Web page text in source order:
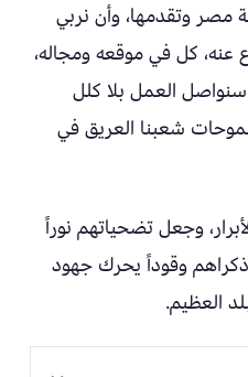
مصر وتقدمها، وأن نربي
عنه، كل في موقعه ومجاله،
سنواصل العمل بلا كلل
شعبنا العريق في
وجعل تضحياتهم نوراً
وقوداً يحرك جهود
العظيم.